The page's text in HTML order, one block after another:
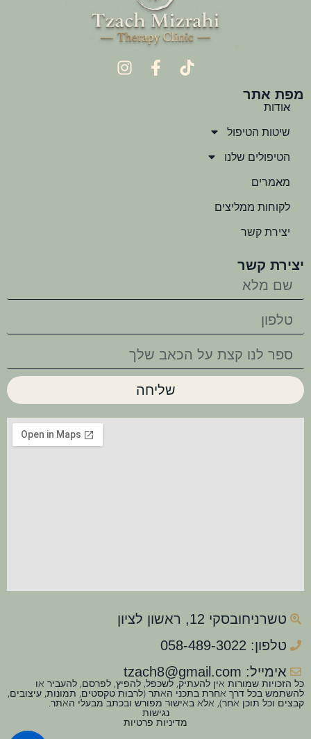
מפת אתר
אודות
שיטות הטיפול
הטיפולים שלנו
מאמרים
לקוחות ממליצים
יצירת קשר
יצירת קשר
שליחה
טשרניחובסקי 12, ראשון לציון
טלפון: 058-489-3022
אימייל: tzach8@gmail.com
כל הזכויות שמורות אין להעתיק, לשכפל, להפיץ, לפרסם, להעביר או
להשתמש בכל דרך אחרת בתכני האתר (לרבות טקסטים, תמונות, עיצובים,
קבצים וכל תוכן אחר), אלא באישור מפורש ובכתב מבעלי האתר.
נגישות
מדיניות פרטיות